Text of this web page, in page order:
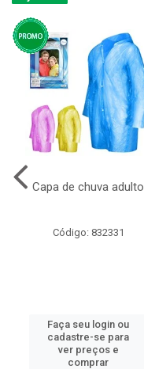
Capa de chuva adulto
Código: 832331
Faça seu login ou
cadastre-se para
ver preços e
comprar